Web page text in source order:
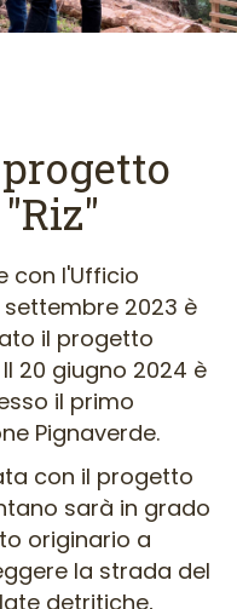
con l'Ufficio
2023 è
il progetto
20 giugno 2024 è
il primo
Pignaverde.
con il progetto
sarà in grado
originario a
la strada del
detritiche,